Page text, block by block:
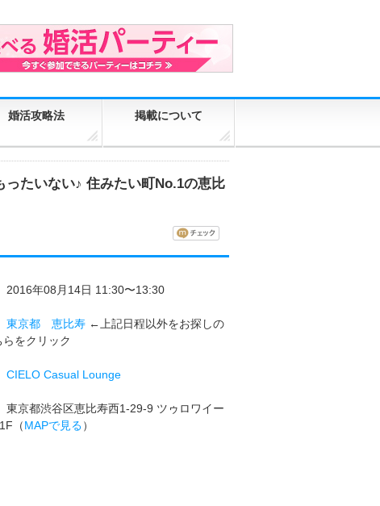
婚活攻略法 掲載について
たいない♪ 住みたい町No.1の恵比
2016年08月14日 11:30〜13:30
東京都 恵比寿 ←上記日程以外をお探しの
をクリック
CIELO Casual Lounge
東京都渋谷区恵比寿西1-29-9 ツゥロワイー
（MAPで見る）